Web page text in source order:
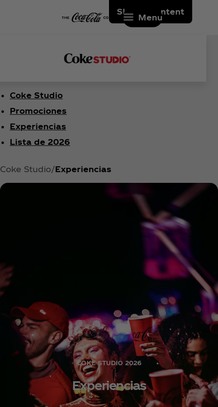
Skip to content
Menu
Coke Studio
Promociones
Experiencias
Lista de 2026
Coke Studio Experiencias
COKE STUDIO 2026
Experiencias